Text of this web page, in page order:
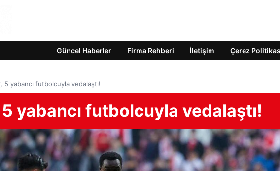
Güncel Haberler Firma Rehberi İletişim Çerez
5 yabancı futbolcuyla vedalaştı!
yabancı futbolcuyla vedalaştı!